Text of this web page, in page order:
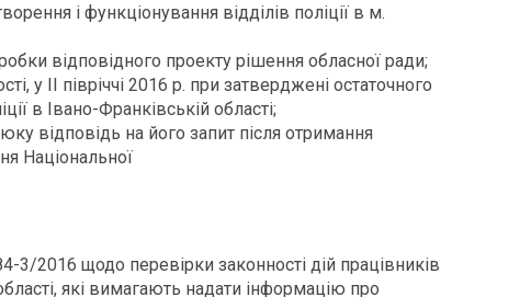
і функціонування відділів поліції в м.
відповідного проекту рішення обласної ради;
у ІІ півріччі 2016 р. при затверджені остаточного
в Івано-Франківській області;
відповідь на його запит після отримання
Національної
3/2016 щодо перевірки законності дій працівників
які вимагають надати інформацію про